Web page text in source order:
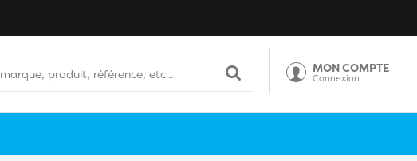
MON COMPTE
Connexion